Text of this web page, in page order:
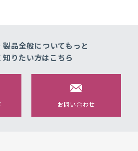
製品全般についてもっと
知りたい方はこちら
お問い合わせ